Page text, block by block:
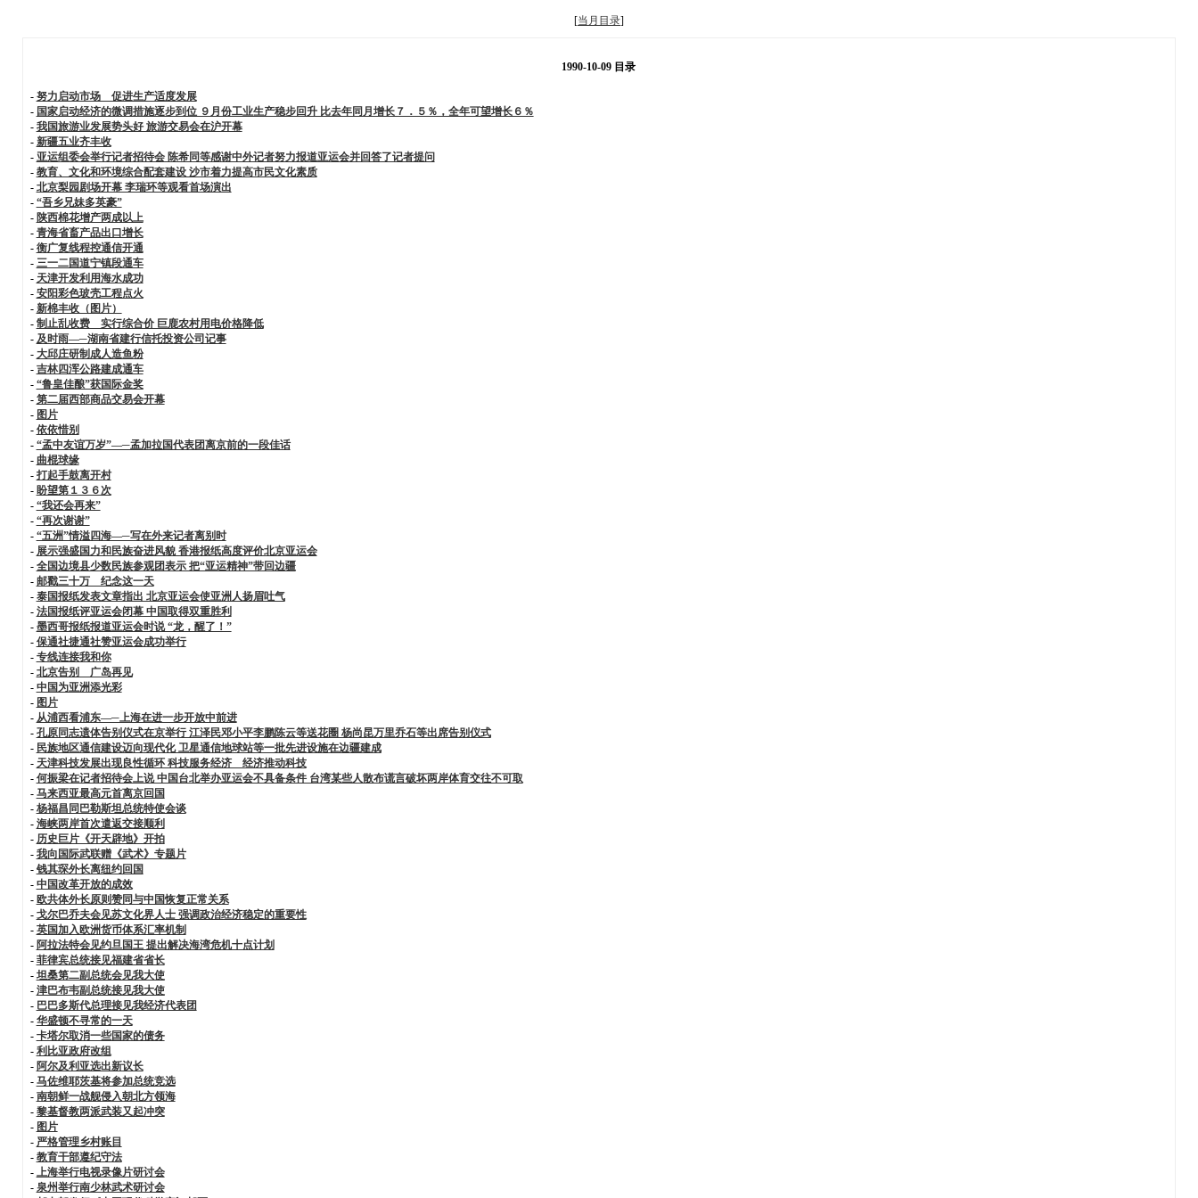
[当月目录]
1990-10-09 目录
- 努力启动市场 促进生产适度发展
- 国家启动经济的微调措施逐步到位 ９月份工业生产稳步回升 比去年同月增长７．５％，全年可望增长６％
- 我国旅游业发展势头好 旅游交易会在沪开幕
- 新疆五业齐丰收
- 亚运组委会举行记者招待会 陈希同等感谢中外记者努力报道亚运会并回答了记者提问
- 教育、文化和环境综合配套建设 沙市着力提高市民文化素质
- 北京梨园剧场开幕 李瑞环等观看首场演出
- “吾乡兄妹多英豪”
- 陕西棉花增产两成以上
- 青海省畜产品出口增长
- 衡广复线程控通信开通
- 三一二国道宁镇段通车
- 天津开发利用海水成功
- 安阳彩色玻壳工程点火
- 新棉丰收（图片）
- 制止乱收费 实行综合价 巨鹿农村用电价格降低
- 及时雨—─湖南省建行信托投资公司记事
- 大邱庄研制成人造鱼粉
- 吉林四浑公路建成通车
- “鲁皇佳酿”获国际金奖
- 第二届西部商品交易会开幕
- 图片
- 依依惜别
- “孟中友谊万岁”—─孟加拉国代表团离京前的一段佳话
- 曲棍球缘
- 打起手鼓离开村
- 盼望第１３６次
- “我还会再来”
- “再次谢谢”
- “五洲”情溢四海—─写在外来记者离别时
- 展示强盛国力和民族奋进风貌 香港报纸高度评价北京亚运会
- 全国边境县少数民族参观团表示 把“亚运精神”带回边疆
- 邮戳三十万 纪念这一天
- 泰国报纸发表文章指出 北京亚运会使亚洲人扬眉吐气
- 法国报纸评亚运会闭幕 中国取得双重胜利
- 墨西哥报纸报道亚运会时说 “龙，醒了！”
- 保通社捷通社赞亚运会成功举行
- 专线连接我和你
- 北京告别 广岛再见
- 中国为亚洲添光彩
- 图片
- 从浦西看浦东—─上海在进一步开放中前进
- 孔原同志遗体告别仪式在京举行 江泽民邓小平李鹏陈云等送花圈 杨尚昆万里乔石等出席告别仪式
- 民族地区通信建设迈向现代化 卫星通信地球站等一批先进设施在边疆建成
- 天津科技发展出现良性循环 科技服务经济 经济推动科技
- 何振梁在记者招待会上说 中国台北举办亚运会不具备条件 台湾某些人散布谎言破坏两岸体育交往不可取
- 马来西亚最高元首离京回国
- 杨福昌同巴勒斯坦总统特使会谈
- 海峡两岸首次遣返交接顺利
- 历史巨片《开天辟地》开拍
- 我向国际武联赠《武术》专题片
- 钱其琛外长离纽约回国
- 中国改革开放的成效
- 欧共体外长原则赞同与中国恢复正常关系
- 戈尔巴乔夫会见苏文化界人士 强调政治经济稳定的重要性
- 英国加入欧洲货币体系汇率机制
- 阿拉法特会见约旦国王 提出解决海湾危机十点计划
- 菲律宾总统接见福建省省长
- 坦桑第二副总统会见我大使
- 津巴布韦副总统接见我大使
- 巴巴多斯代总理接见我经济代表团
- 华盛顿不寻常的一天
- 卡塔尔取消一些国家的债务
- 利比亚政府改组
- 阿尔及利亚选出新议长
- 马佐维耶茨基将参加总统竞选
- 南朝鲜一战舰侵入朝北方领海
- 黎基督教两派武装又起冲突
- 图片
- 严格管理乡村账目
- 教育干部遵纪守法
- 上海举行电视录像片研讨会
- 泉州举行南少林武术研讨会